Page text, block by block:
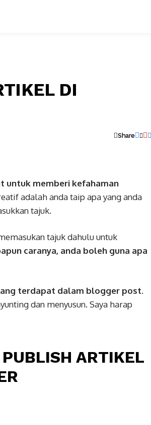
DI
Share
untuk memberi kefahaman
adalah anda taip apa yang anda
tajuk.
tajuk dahulu untuk
caranya, anda boleh guna apa
terdapat dalam blogger post.
dan menyusun. Saya harap
ARTIKEL